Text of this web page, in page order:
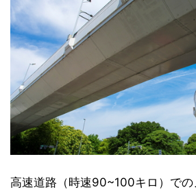
高速道路（時速90~100キロ）での